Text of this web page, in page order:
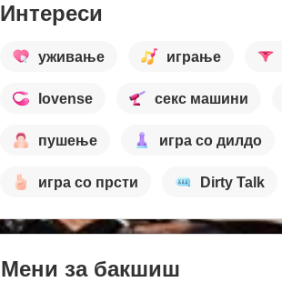
Интереси
уживање играње
lovense секс машини
пушење игра со дилдо
игра со прсти Dirty Talk
Мени за бакшиш